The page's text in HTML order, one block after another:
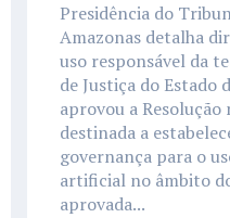
Presidência do
Amazonas detalha
uso responsável da
de Justiça do Estado
aprovou a Resolução
destinada a
governança para o
artificial no âmbito
aprovada...